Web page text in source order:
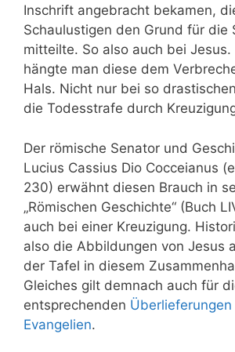
Inschrift angebracht bekamen,
Schaulustigen den Grund für die
mitteilte. So also auch bei Jesus.
hängte man diese dem
Hals. Nicht nur bei so
die Todesstrafe durch
Der römische Senator und
Lucius Cassius Dio Cocceianus
230) erwähnt diesen Brauch in
„Römischen Geschichte“ (Buch
auch bei einer Kreuzigung.
also die Abbildungen von Jesus
der Tafel in diesem
Gleiches gilt demnach auch für
entsprechenden
Evangelien.